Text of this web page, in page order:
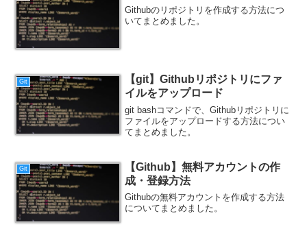
Githubのリポジトリを作成する方法につ
いてまとめました。
Git
【git】Githubリポジトリにファ
イルをアップロード
git bashコマンドで、Githubリポジトリに
ファイルをアップロードする方法につい
てまとめました。
Git
【Github】無料アカウントの作
成・登録方法
Githubの無料アカウントを作成する方法
についてまとめました。